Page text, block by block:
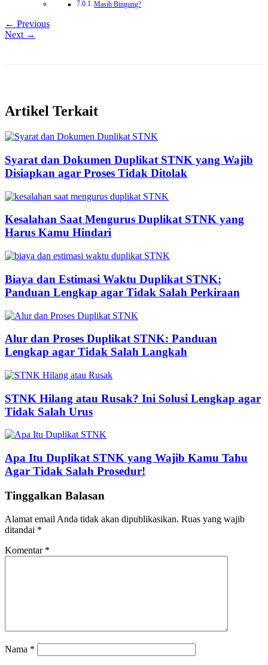
Masih Bingung?
← Previous
Next →
Artikel Terkait
Syarat dan Dokumen Duplikat STNK yang Wajib
Disiapkan agar Proses Tidak Ditolak
Kesalahan Saat Mengurus Duplikat STNK yang
Harus Kamu Hindari
Biaya dan Estimasi Waktu Duplikat STNK:
Panduan Lengkap agar Tidak Salah Perkiraan
Alur dan Proses Duplikat STNK: Panduan
Lengkap agar Tidak Salah Langkah
STNK Hilang atau Rusak? Ini Solusi Lengkap agar
Tidak Salah Urus
Apa Itu Duplikat STNK yang Wajib Kamu Tahu
Agar Tidak Salah Prosedur!
Tinggalkan Balasan
Alamat email Anda tidak akan dipublikasikan. Ruas yang wajib
ditandai *
Komentar *
Nama *